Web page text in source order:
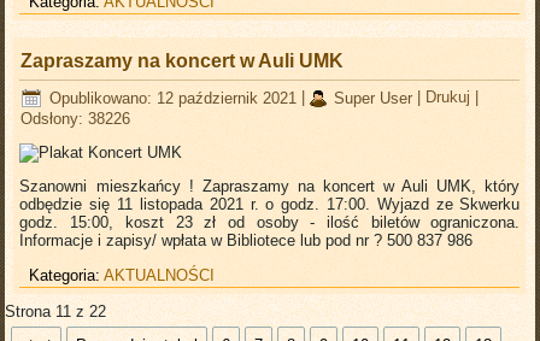
Zapraszamy na koncert w Auli UMK
Opublikowano: 12 październik 2021 Super User| Drukuj
Odsłony: 38226
Szanowni mieszkańcy ! Zapraszamy na koncert w Auli UMK, który
odbędzie się 11 listopada 2021 r. o godz. 17:00. Wyjazd ze Skwerku
godz. 15:00, koszt 23 zł od osoby - ilość biletów ograniczona.
Informacje i zapisy/ wpłata w Bibliotece lub pod nr ? 500 837 986
Kategoria:AKTUALNOŚCI
Strona 11 z 22